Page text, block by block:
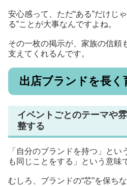
安心感って、ただ“ある”だけじ
る”ことが大事なんですよね。
その一枚の掲示が、家族の信頼
支えてくれるんです。
出店ブランドを長く
イベントごとのテーマや
整する
「自分のブランドを持つ」と
も同じことをする」という意味
むしろ、ブランドの“芯”を保ち